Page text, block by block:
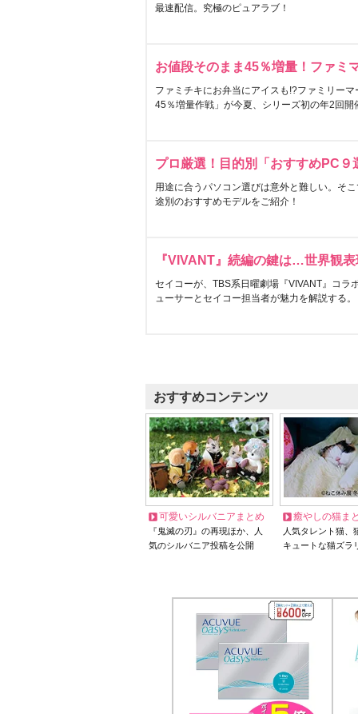
最速配信。究極のピュアラブ！
お値段そのまま45％増量！ファミ
ファミチキにお弁当にアイスも!?ファミリー
45％増量作戦」が今夏、シリーズ初の年2回開
プロ厳選！目的別「おすすめPC９
用途に合うパソコン選びは意外と難しい。そ
途別のおすすめモデルをご紹介！
『VIVANT』続編の鍵は…世界観
セイコーが、TBS系日曜劇場『VIVANT』コラ
ューサーとセイコー担当者が魅力を解説する。
おすすめコンテンツ
可愛いシルバニアまとめ
『鬼滅の刃』の再現ほか、人
気のシルバニア投稿を公開
癒やしの猫ま
人気タレント猫
キュートな猫ズラ